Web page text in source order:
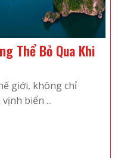
Thể Bỏ Qua Khi
giới, không chỉ
biển ...